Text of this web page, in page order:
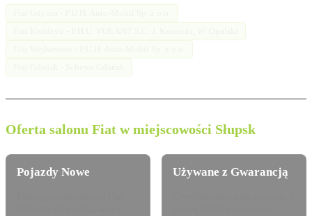
Oferta salonu Fiat w miejscowości Słupsk
Pojazdy Nowe Używane z Gwarancją